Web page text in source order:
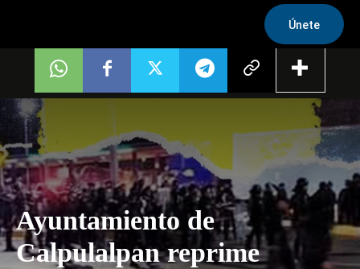
Únete
Ayuntamiento de
Calpulalpan reprime